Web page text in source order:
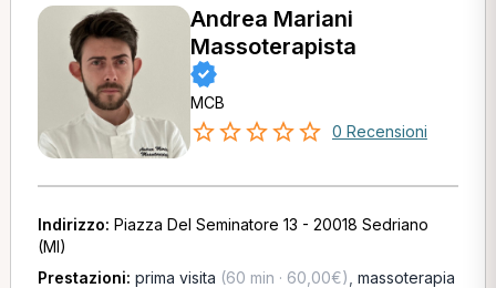
Andrea Mariani
Massoterapista
MCB
0 Recensioni
Indirizzo: Piazza Del Seminatore 13 - 20018 Sedriano
(MI)
Prestazioni: prima visita (60 min · 60,00€) massoterapia